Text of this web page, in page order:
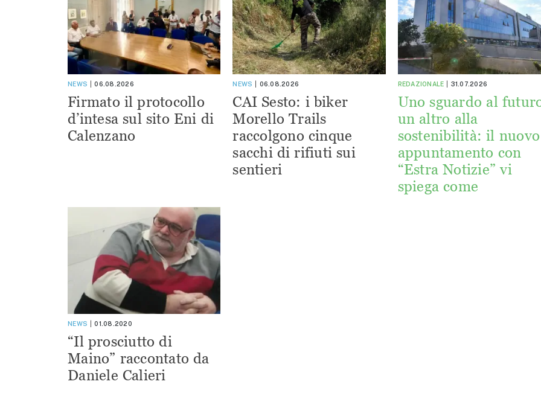
NEWS 06.08.2026
Firmato il protocollo
d’intesa sul sito Eni di
Calenzano
NEWS 06.08.2026
CAI Sesto: i biker
Morello Trails
raccolgono cinque
sacchi di rifiuti sui
sentieri
REDAZIONALE 31.07.2026
Uno sguardo al
un altro alla
sostenibilità: il nuovo
appuntamento con
“Estra Notizie” vi
spiega come
NEWS 01.08.2020
“Il prosciutto di
Maino” raccontato da
Daniele Calieri